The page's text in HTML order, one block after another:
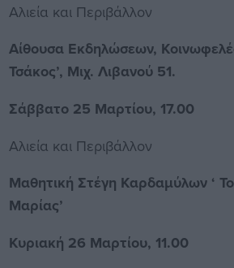
Αλιεία και Περιβάλλον
Αίθουσα Εκδηλώσεων,
Τσάκος’, Μιχ. Λιβανού 51.
Σάββατο 25 Μαρτίου, 17.00
Αλιεία και Περιβάλλον
Μαθητική Στέγη Καρδαμύλων ‘ Το
Μαρίας’
Κυριακή 26 Μαρτίου, 11.00